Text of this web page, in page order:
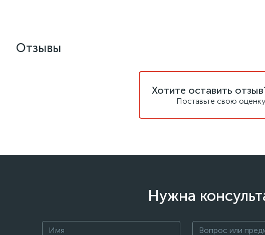
Отзывы
Хотите оставить
Поставьте свою
Нужна